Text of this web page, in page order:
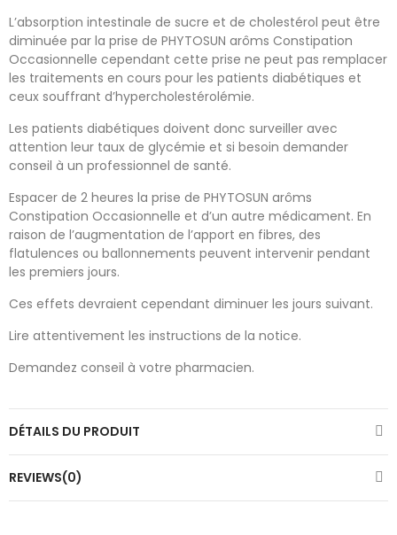
L’absorption intestinale de sucre et de cholestérol peut être
diminuée par la prise de PHYTOSUN arôms Constipation
Occasionnelle cependant cette prise ne peut pas remplacer
les traitements en cours pour les patients diabétiques et
ceux souffrant d’hypercholestérolémie.
Les patients diabétiques doivent donc surveiller avec
attention leur taux de glycémie et si besoin demander
conseil à un professionnel de santé.
Espacer de 2 heures la prise de PHYTOSUN arôms
Constipation Occasionnelle et d’un autre médicament. En
raison de l’augmentation de l’apport en fibres, des
flatulences ou ballonnements peuvent intervenir pendant
les premiers jours.
Ces effets devraient cependant diminuer les jours suivant.
Lire attentivement les instructions de la notice.
Demandez conseil à votre pharmacien.
DÉTAILS DU PRODUIT
REVIEWS(0)